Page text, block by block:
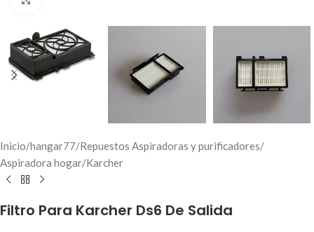
Inicio/hangar77/Repuestos Aspiradoras y purificadores/
Aspiradora hogar/Karcher
Filtro Para Karcher Ds6 De Salida